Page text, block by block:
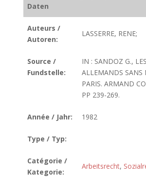
Daten
Auteurs /
Autoren:
LASSERRE, RENE;
Source /
Fundstelle:
IN : SANDOZ G., LES
ALLEMANDS SANS
PARIS. ARMAND
PP 239-269.
Année / Jahr: 1982
Type / Typ:
Catégorie /
Kategorie:
Arbeitsrecht,